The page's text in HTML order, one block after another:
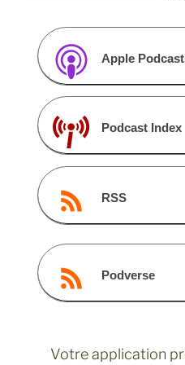
Apple
Podcast Index
RSS
Podverse
Votre application